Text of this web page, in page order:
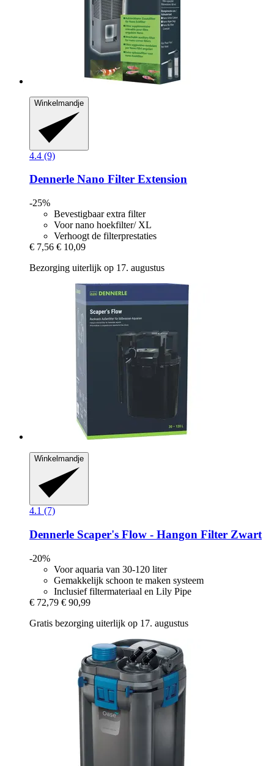
Winkelmandje
4.4 (9)
Dennerle Nano Filter Extension
-25%
Bevestigbaar extra filter
Voor nano hoekfilter/ XL
Verhoogt de filterprestaties
€ 7,56 € 10,09
Bezorging uiterlijk op 17. augustus
Winkelmandje
4.1 (7)
Dennerle Scaper's Flow -​ Hangon Filter Zwart
-20%
Voor aquaria van 30-120 liter
Gemakkelijk schoon te maken systeem
Inclusief filtermateriaal en Lily Pipe
€ 72,79 € 90,99
Gratis bezorging uiterlijk op 17. augustus